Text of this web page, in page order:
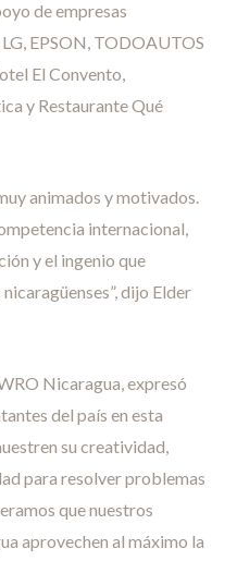
de empresas
EPSON, TODOAUTOS
El Convento,
y Restaurante Qué
animados y motivados.
internacional,
y el ingenio que
dijo Elder
Nicaragua, expresó
del país en esta
su creatividad,
para resolver problemas
que nuestros
aprovechen al máximo la